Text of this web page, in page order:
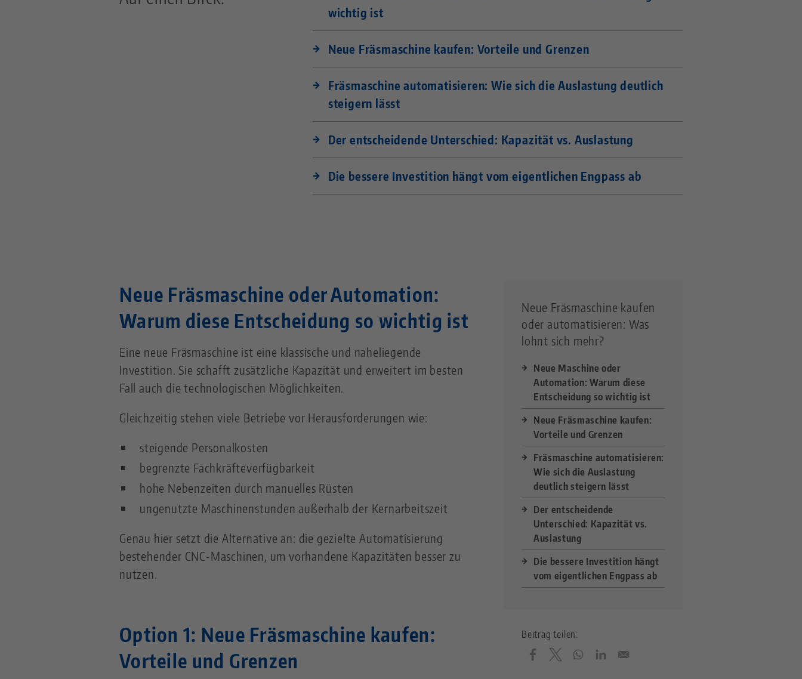
wichtig ist
Neue Fräsmaschine kaufen: Vorteile und Grenzen
Fräsmaschine automatisieren: Wie sich die Auslastung deutlich
steigern lässt
Der entscheidende Unterschied: Kapazität vs. Auslastung
Die bessere Investition hängt vom eigentlichen Engpass ab
Neue Fräsmaschine oder Automation:
Warum diese Entscheidung so wichtig ist
Eine neue Fräsmaschine ist eine klassische und naheliegende
Investition. Sie schafft zusätzliche Kapazität und erweitert im besten
Fall auch die technologischen Möglichkeiten.
Gleichzeitig stehen viele Betriebe vor Herausforderungen wie:
steigende Personalkosten
begrenzte Fachkräfteverfügbarkeit
hohe Nebenzeiten durch manuelles Rüsten
ungenutzte Maschinenstunden außerhalb der Kernarbeitszeit
Genau hier setzt die Alternative an: die gezielte Automatisierung
bestehender CNC-Maschinen, um vorhandene Kapazitäten besser zu
nutzen.
Option 1: Neue Fräsmaschine kaufen:
Vorteile und Grenzen
Neue Fräsmaschine kaufen
oder automatisieren: Was
lohnt sich mehr?
Neue Maschine oder
Automation: Warum diese
Entscheidung so wichtig ist
Neue Fräsmaschine kaufen:
Vorteile und Grenzen
Fräsmaschine automatisieren:
Wie sich die Auslastung
deutlich steigern lässt
Der entscheidende
Unterschied: Kapazität vs.
Auslastung
Die bessere Investition hängt
vom eigentlichen Engpass ab
Beitrag teilen: